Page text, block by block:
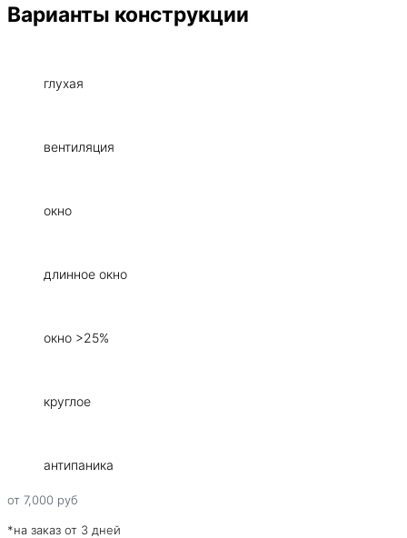
Варианты конструкции
глухая
вентиляция
окно
длинное окно
окно >25%
круглое
антипаника
от 7,000 руб
*на заказ от 3 дней